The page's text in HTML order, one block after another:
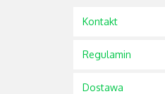
Kontakt
Regulamin
Dostawa